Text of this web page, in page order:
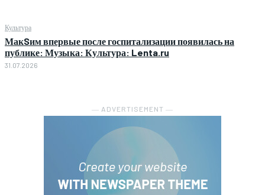
Культура
МакSим впервые после госпитализации появилась на
публике: Музыка: Культура: Lenta.ru
31.07.2026
― ADVERTISEMENT ―